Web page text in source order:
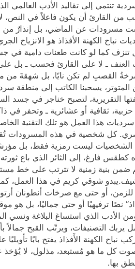
تنتمي إلى تقاليد الأدب العالمي
من القارئ أن يكون فاعلاً في النص،
مسرودات عن الماضي، بل إنذارٌ من
نباح الكهنة الأفذاذ هو الانزياح
تنزف كما لو كانت طعنات دامية في
العنف ـ لا على القارئ فحسب ـ بل على
القصبِ لم تكن نايًا، بل شهقةَ من
المتوتر، يسحبنا الكاتب إلى منطقة
التقريرية، لتصبح خناجر في جسد
حزبية، ثقافية أو عشائرية ـ وتحفر في
هذا العمل هو تلك التقنية
كل شخصية في هذه المسرودات
الشخصيات ليست رمزية فقط، بل
كطقس فارغ، إلى الثائر الذي باع
ضمن بنية زمنية لا تترتب على خط
شوقي كريم في هذا العمل، كما
للزمن، أو حتى مع صرخات أنطونان
نصًا ترفيهيًا أو حتى جماليًا، بل
ومن الأدب الذي استساغ البلاغة ونسي
عمل يربك التصنيفات، ويرتّب القبح
نباح الكهنة الأَفذاذ يفتح بابًا
صوت كل ما هو مُستبعد، مذلول، لا
بها.